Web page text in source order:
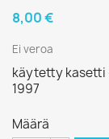
8,00 €
Ei veroa
käytetty kasetti -
1997
Määrä